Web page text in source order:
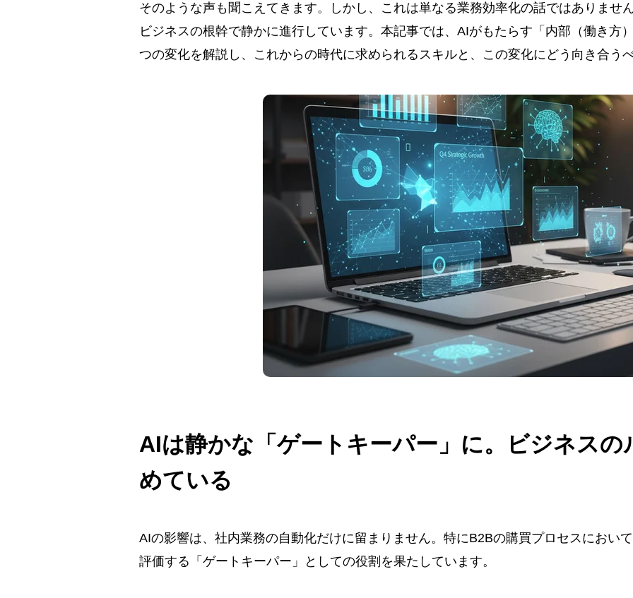
そのような声も聞こえてきます。しかし、これは単なる業務効率化の話ではありませ
ビジネスの根幹で静かに進行しています。本記事では、AIがもたらす「内部（働き方
つの変化を解説し、これからの時代に求められるスキルと、この変化にどう向き合う
AIは静かな「ゲートキーパー」に。ビジネスの
めている
AIの影響は、社内業務の自動化だけに留まりません。特にB2Bの購買プロセスにおい
評価する「ゲートキーパー」としての役割を果たしています。